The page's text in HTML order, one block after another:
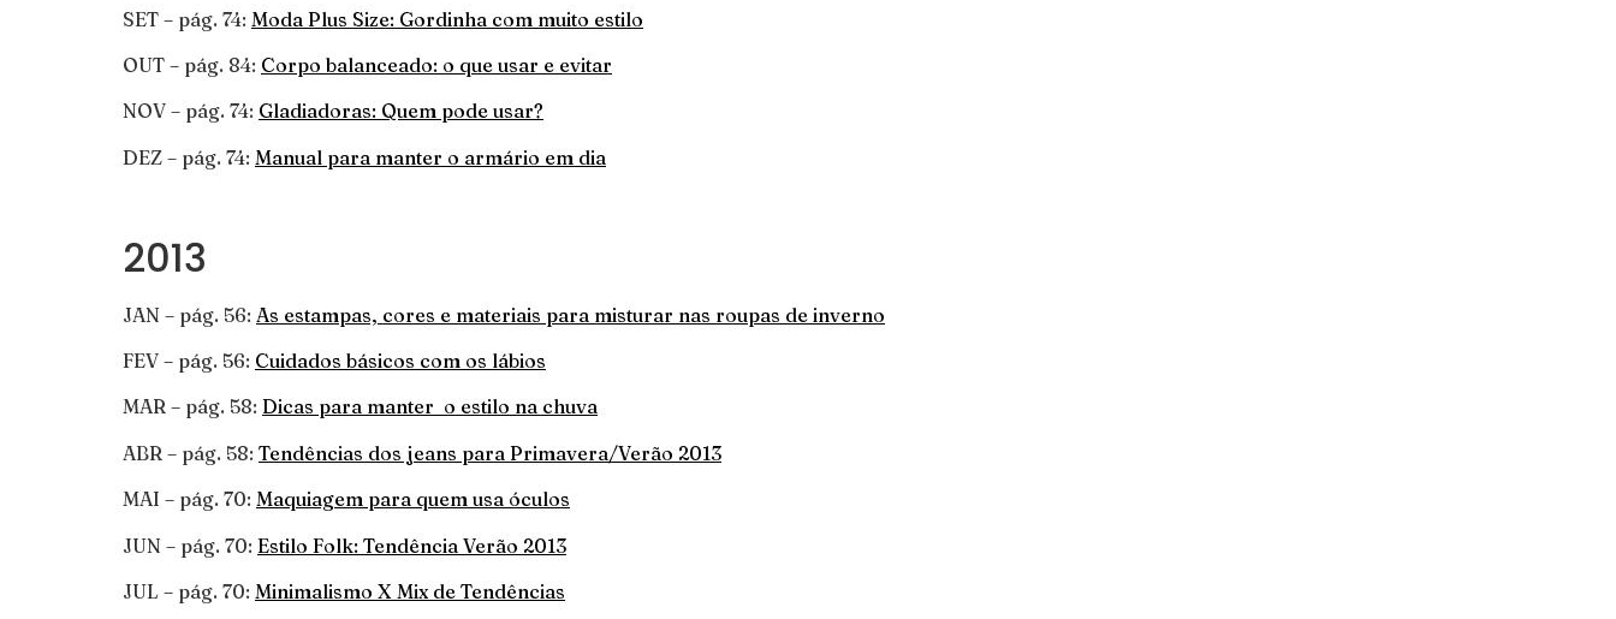
SET – pág. 74: Moda Plus Size: Gordinha com muito estilo
OUT – pág. 84: Corpo balanceado: o que usar e evitar
NOV – pág. 74: Gladiadoras: Quem pode usar?
DEZ – pág. 74: Manual para manter o armário em dia
2013
JAN – pág. 56: As estampas, cores e materiais para misturar nas roupas de inverno
FEV – pág. 56: Cuidados básicos com os lábios
MAR – pág. 58: Dicas para manter o estilo na chuva
ABR – pág. 58: Tendências dos jeans para Primavera/Verão 2013
MAI – pág. 70: Maquiagem para quem usa óculos
JUN – pág. 70: Estilo Folk: Tendência Verão 2013
JUL – pág. 70: Minimalismo X Mix de Tendências